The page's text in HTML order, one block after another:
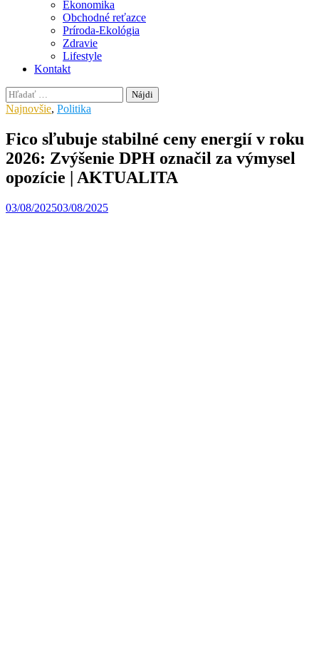
Ekonomika
Obchodné reťazce
Príroda-Ekológia
Zdravie
Lifestyle
Kontakt
Hľadať:
Najnovšie, Politika
Fico sľubuje stabilné ceny energií v roku
2026: Zvýšenie DPH označil za výmysel
opozície | AKTUALITA
03/08/202503/08/2025